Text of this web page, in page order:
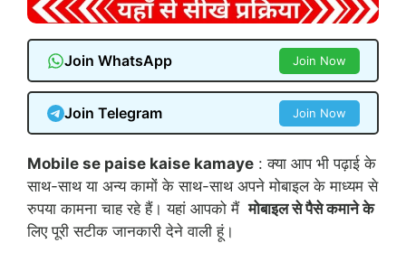
Join WhatsApp Join Now
Join Telegram Join Now
Mobile se paise kaise kamaye : क्या आप भी पढ़ाई के
साथ-साथ या अन्य कामों के साथ-साथ अपने मोबाइल के माध्यम से
रुपया कामना चाह रहे हैं। यहां आपको मैंमोबाइल से पैसे कमाने के
लिए पूरी सटीक जानकारी देने वाली हूं।